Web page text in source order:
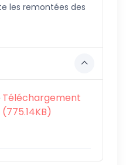
les remontées des
Téléchargement
(775.14KB)